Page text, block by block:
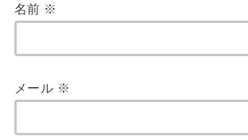
名前 ※
メール ※